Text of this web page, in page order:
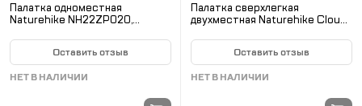
Палатка одноместная
Naturehike NH22ZP020,
Оставить отзыв
НЕТ В НАЛИЧИИ
Палатка сверхлегкая
двухместная Naturehike Cloud
зеленая
Оставить отзыв
НЕТ В НАЛИЧИИ